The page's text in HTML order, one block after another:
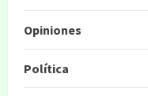
Opiniones
Política